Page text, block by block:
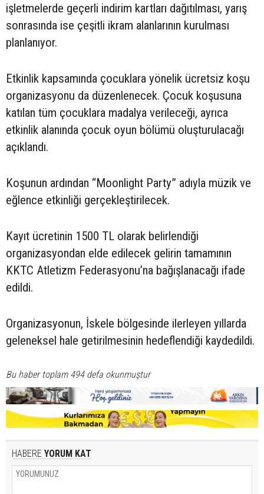
işletmelerde geçerli indirim kartları dağıtılması, yarış
sonrasında ise çeşitli ikram alanlarının kurulması
planlanıyor.
Etkinlik kapsamında çocuklara yönelik ücretsiz koşu
organizasyonu da düzenlenecek. Çocuk koşusuna
katılan tüm çocuklara madalya verileceği, ayrıca
etkinlik alanında çocuk oyun bölümü oluşturulacağı
açıklandı.
Koşunun ardından “Moonlight Party” adıyla müzik ve
eğlence etkinliği gerçekleştirilecek.
Kayıt ücretinin 1500 TL olarak belirlendiği
organizasyondan elde edilecek gelirin tamamının
KKTC Atletizm Federasyonu’na bağışlanacağı ifade
edildi.
Organizasyonun, İskele bölgesinde ilerleyen yıllarda
geleneksel hale getirilmesinin hedeflendiği kaydedildi.
Bu haber toplam 494 defa okunmuştur
HABERE YORUM KAT